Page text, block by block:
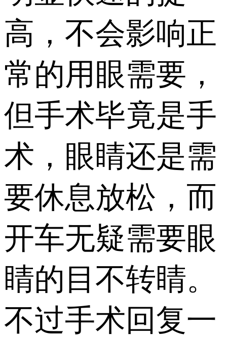
高，不会影响正
常的用眼需要，
但手术毕竟是手
术，眼睛还是需
要休息放松，而
开车无疑需要眼
睛的目不转睛。
不过手术回复一